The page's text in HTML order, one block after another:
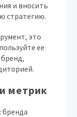
и вносить
стратегию.
это
ее
метрик
бренда